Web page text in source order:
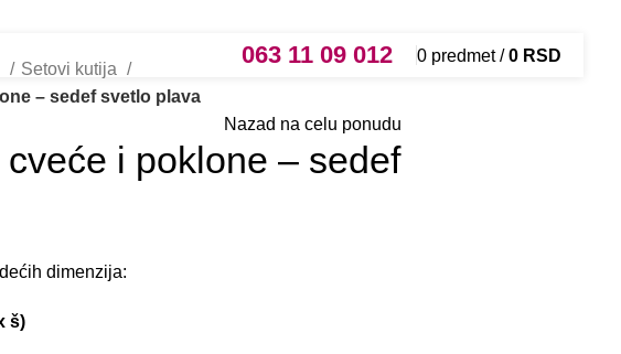
063 11 09 012 0 predmet / 0 RSD
Setovi kutija
– sedef svetlo plava
Nazad na celu ponudu
i poklone – sedef
dimenzija:
š)